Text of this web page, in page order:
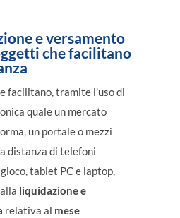
e versamento
che facilitano
facilitano, tramite l’uso di
quale un mercato
un portale o mezzi
distanza di telefoni
tablet PC e laptop,
liquidazione e
relativa al mese